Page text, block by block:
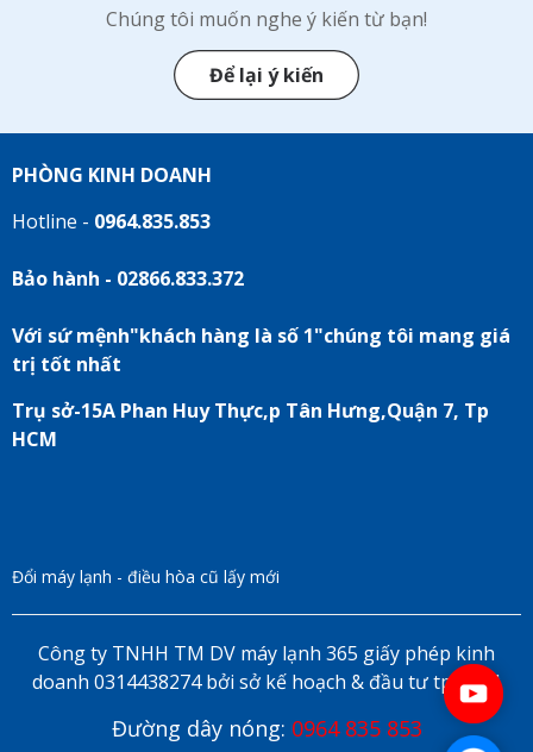
Chúng tôi muốn nghe ý kiến từ bạn!
Để lại ý kiến
PHÒNG KINH DOANH
Hotline - 0964.835.853
Bảo hành - 02866.833.372
Với sứ mệnh"khách hàng là số 1"chúng tôi mang giá
trị tốt nhất
Trụ sở-15A Phan Huy Thực,p Tân Hưng,Quận 7, Tp
HCM
Đổi máy lạnh - điều hòa cũ lấy mới
Công ty TNHH TM DV máy lạnh 365 giấy phép kinh
doanh 0314438274 bởi sở kế hoạch & đầu tư tp HCM
Đường dây nóng: 0964 835 853